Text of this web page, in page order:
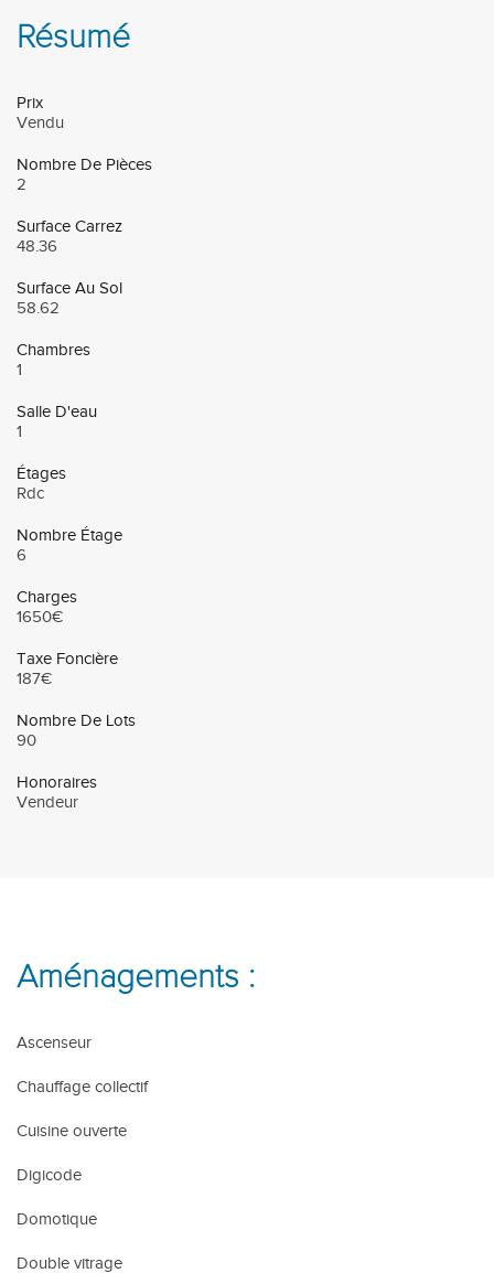
Résumé
Prix
Vendu
Nombre De Pièces
2
Surface Carrez
48.36
Surface Au Sol
58.62
Chambres
1
Salle D'eau
1
Étages
Rdc
Nombre Étage
6
Charges
1650€
Taxe Foncière
187€
Nombre De Lots
90
Honoraires
Vendeur
Aménagements :
Ascenseur
Chauffage collectif
Cuisine ouverte
Digicode
Domotique
Double vitrage